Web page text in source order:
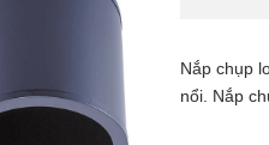
Nắp chụp
nổi. Nắp